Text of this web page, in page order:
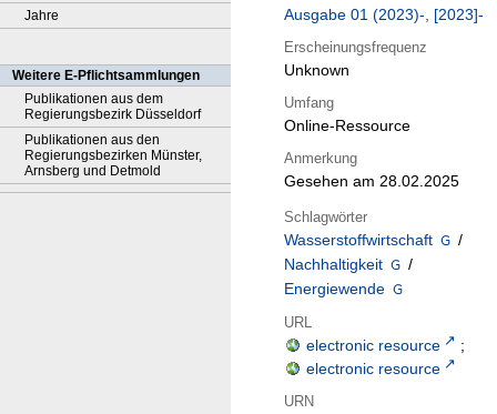
Jahre
Weitere E-Pflichtsammlungen
Publikationen aus dem
Regierungsbezirk Düsseldorf
Publikationen aus den
Regierungsbezirken Münster,
Arnsberg und Detmold
Ausgabe 01 (2023)-, [2023]-
Erscheinungsfrequenz
Unknown
Umfang
Online-Ressource
Anmerkung
Gesehen am 28.02.2025
Schlagwörter
Wasserstoffwirtschaft
/
Nachhaltigkeit
/
Energiewende
URL
electronic resource
;
electronic resource
URN